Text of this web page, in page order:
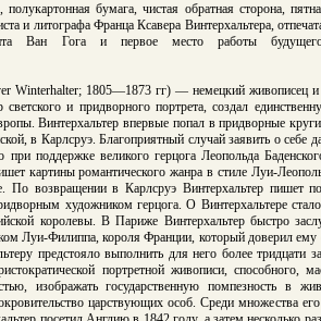
бумага, чистая обратная сторона,
и литографа Франца Ксавера Винтерхальтера,
Ван Гога и первое место работы
Winterhalter; 1805—1873 гг) — немецкий живописец
и придворного портрета, создал
Винтерхальтер впервые попал в придворные
в Карлсруэ. Благоприятный случай заявить о себе
поддержке великого герцога Леопольда
картины романтического жанра в стиле Луи-
возвращении в Карлсруэ Винтерхальтер пишет
художником герцога. О Винтерхальтере
королевы. В Париже Винтерхальтер быстро
Луи-Филиппа, короля Франции, который доверил ему
предстояло выполнить для него более тридцати
портретной живописи, способного,
изображать государственную помпезность в
царствующих особ. Среди множества